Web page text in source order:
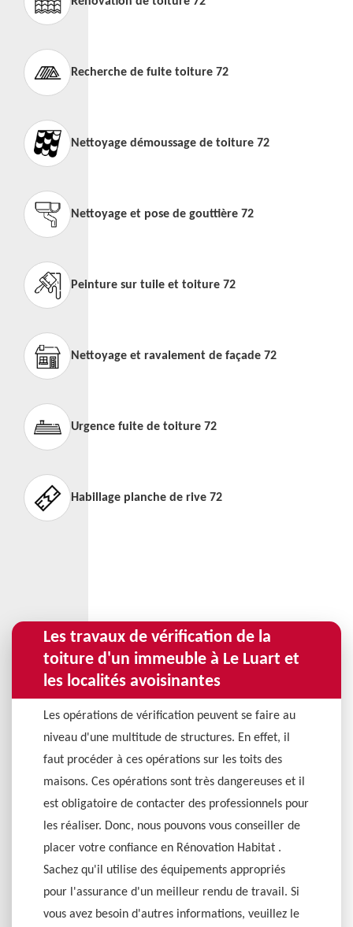
Recherche de fuite toiture 72
Nettoyage démoussage de toiture 72
Nettoyage et pose de gouttière 72
Peinture sur tuile et toiture 72
Nettoyage et ravalement de façade 72
Urgence fuite de toiture 72
Habillage planche de rive 72
Les travaux de vérification de la
toiture d'un immeuble à Le Luart et
les localités avoisinantes
Les opérations de vérification peuvent se faire au
niveau d'une multitude de structures. En effet, il
faut procéder à ces opérations sur les toits des
maisons. Ces opérations sont très dangereuses et il
est obligatoire de contacter des professionnels pour
les réaliser. Donc, nous pouvons vous conseiller de
placer votre confiance en Rénovation Habitat .
Sachez qu'il utilise des équipements appropriés
pour l'assurance d'un meilleur rendu de travail. Si
vous avez besoin d'autres informations, veuillez le